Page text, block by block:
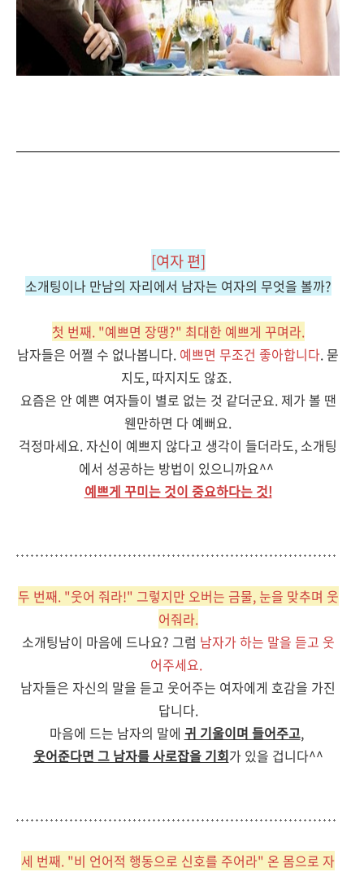
[여자편]
소개팅이나 만남의 자리에서 남자는 여자의 무엇을 볼까?
첫 번째. "예쁘면 장땡?" 최대한 예쁘게 꾸며라.
남자들은 어쩔 수 없나봅니다. 예쁘면 무조건 좋아합니다. 묻
지도, 따지지도 않죠.
요즘은 안 예쁜 여자들이 별로 없는 것 같더군요. 제가 볼 땐
웬만하면 다 예뻐요.
걱정마세요. 자신이 예쁘지 않다고 생각이 들더라도, 소개팅
에서 성공하는 방법이 있으니까요^^
예쁘게 꾸미는 것이 중요하다는 것!
두 번째. "웃어 줘라!" 그렇지만 오버는 금물, 눈을 맞추며 웃
어줘라.
소개팅남이 마음에 드나요? 그럼 남자가 하는 말을 듣고 웃
어주세요.
남자들은 자신의 말을 듣고 웃어주는 여자에게 호감을 가진
답니다.
마음에 드는 남자의 말에 귀 기울이며 들어주고,
웃어준다면 그 남자를 사로잡을 기회가 있을 겁니다^^
세 번째. "비 언어적 행동으로 신호를 주어라" 온 몸으로 자